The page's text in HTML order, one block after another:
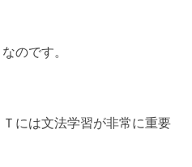
のです。
には文法学習が非常に重要